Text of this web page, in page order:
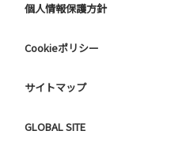
個人情報保護方針
Cookieポリシー
サイトマップ
GLOBAL SITE